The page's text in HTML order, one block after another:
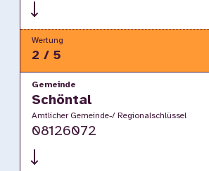
Wertung
2 / 5
Gemeinde
Schöntal
Amtlicher Gemeinde-/ Regionalschlüssel
08126072